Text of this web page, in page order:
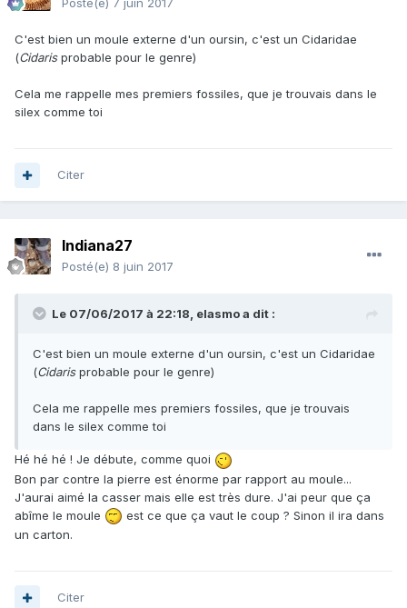
Posté(e) 7 juin 2017
C'est bien un moule externe d'un oursin, c'est un Cidaridae
(Cidarisprobable pour le genre)
Cela me rappelle mes premiers fossiles, que je trouvais dans le
silex comme toi
Citer
Indiana27
Posté(e) 8 juin 2017
Le 07/06/2017 à 22:18, elasmoa dit :
C'est bien un moule externe d'un oursin, c'est un Cidaridae
(Cidarisprobable pour le genre)
Cela me rappelle mes premiers fossiles, que je trouvais
dans le silex comme toi
Hé hé hé ! Je débute, comme quoi
Bon par contre la pierre est énorme par rapport au moule...
J'aurai aimé la casser mais elle est très dure. J'ai peur que ça
abîme le moule
est ce que ça vaut le coup ? Sinon il ira dans
un carton.
Citer